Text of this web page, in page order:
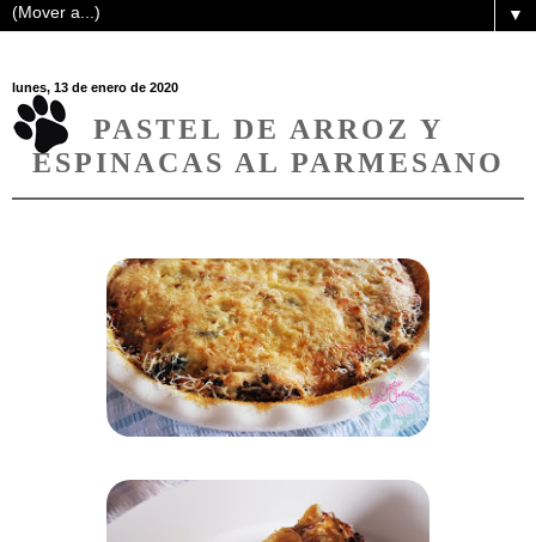
▼
lunes, 13 de enero de 2020
PASTEL DE ARROZ Y
ESPINACAS AL PARMESANO